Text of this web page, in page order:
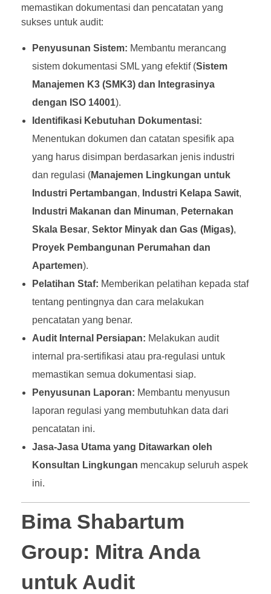
memastikan dokumentasi dan pencatatan yang
sukses untuk audit:
Penyusunan Sistem: Membantu merancang
sistem dokumentasi SML yang efektif (Sistem
Manajemen K3 (SMK3) dan Integrasinya
dengan ISO 14001).
Identifikasi Kebutuhan Dokumentasi:
Menentukan dokumen dan catatan spesifik apa
yang harus disimpan berdasarkan jenis industri
dan regulasi (Manajemen Lingkungan untuk
Industri Pertambangan, Industri Kelapa Sawit,
Industri Makanan dan Minuman, Peternakan
Skala Besar, Sektor Minyak dan Gas (Migas),
Proyek Pembangunan Perumahan dan
Apartemen).
Pelatihan Staf: Memberikan pelatihan kepada staf
tentang pentingnya dan cara melakukan
pencatatan yang benar.
Audit Internal Persiapan: Melakukan audit
internal pra-sertifikasi atau pra-regulasi untuk
memastikan semua dokumentasi siap.
Penyusunan Laporan: Membantu menyusun
laporan regulasi yang membutuhkan data dari
pencatatan ini.
Jasa-Jasa Utama yang Ditawarkan oleh
Konsultan Lingkungan mencakup seluruh aspek
ini.
Bima Shabartum
Group: Mitra Anda
untuk Audit